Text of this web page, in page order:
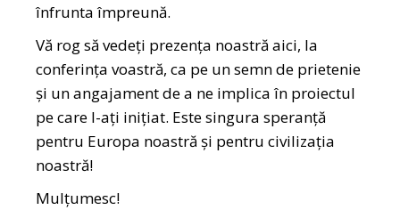
înfrunta împreună.
Vă rog să vedeți prezența noastră aici, la
conferința voastră, ca pe un semn de prietenie
și un angajament de a ne implica în proiectul
pe care l-ați inițiat. Este singura speranță
pentru Europa noastră și pentru civilizația
noastră!
Mulțumesc!